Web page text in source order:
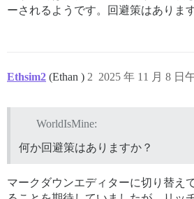
ーされるようです。回避策はありま
Ethsim2 (Ethan ) 2025 年 11 月 8 日
2
WorldIsMine:
何か回避策はありますか？
マークダウンエディターに切り替え